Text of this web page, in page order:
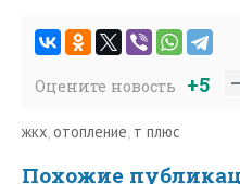
Оцените новость +5
жкх, отопление, т плюс
Похожие